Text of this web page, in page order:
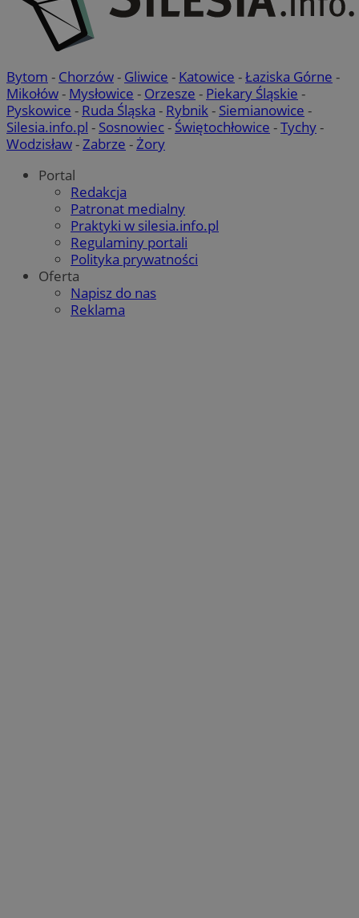
Bytom - Chorzów- Gliwice - Katowice -Łaziska Górne -
Mikołów- Mysłowice - Orzesze - Piekary Śląskie -
Pyskowice - Ruda Śląska - Rybnik- Siemianowice -
Silesia.info.pl - Sosnowiec- Świętochłowice -Tychy-
Wodzisław-Zabrze -Żory
Portal
Redakcja
Patronat medialny
Praktyki w silesia.info.pl
Regulaminy portali
Polityka prywatności
Oferta
Napisz do nas
Reklama